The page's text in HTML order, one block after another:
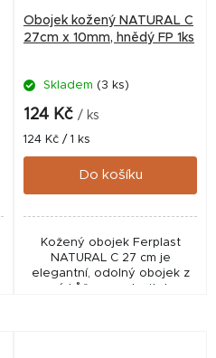
Obojek kožený NATURAL C
27cm x 10mm, hnědý FP 1ks
Skladem (3 ks)
124 Kč / ks
Měrná
cena:
124 Kč / 1 ks
Do košíku
Kožený obojek Ferplast
NATURAL C 27 cm je
elegantní, odolný obojek z
pravé kůže s nastavitelnou